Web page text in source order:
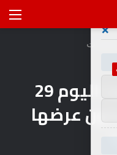
أين تايلور سويفت اليوم 29
عرضها
×